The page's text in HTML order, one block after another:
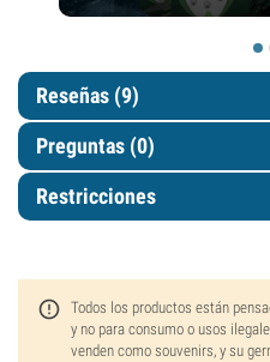
Reseñas (9)
Preguntas (0)
Restricciones
Todos los productos están
y no para consumo o usos
venden como souvenirs, y su